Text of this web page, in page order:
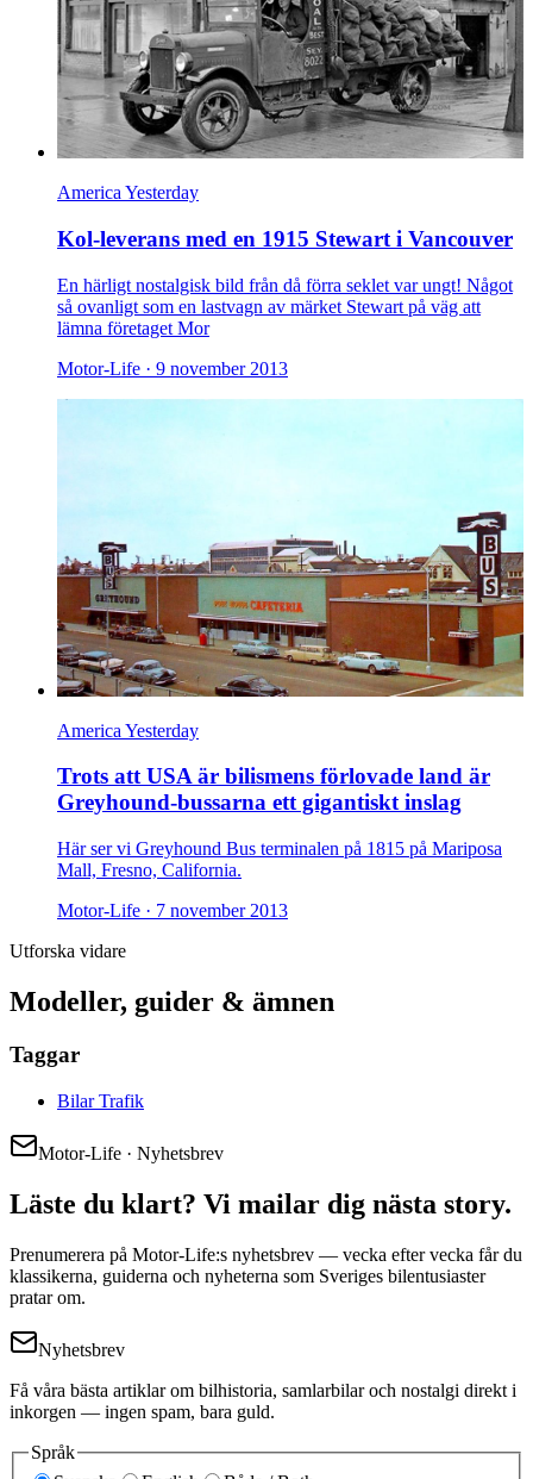
America Yesterday
Kol-leverans med en 1915 Stewart i Vancouver
En härligt nostalgisk bild från då förra seklet var ungt! Något
så ovanligt som en lastvagn av märket Stewart på väg att
lämna företaget Mor
Motor-Life · 9 november 2013
America Yesterday
Trots att USA är bilismens förlovade land är
Greyhound-bussarna ett gigantiskt inslag
Här ser vi Greyhound Bus terminalen på 1815 på Mariposa
Mall, Fresno, California.
Motor-Life · 7 november 2013
Utforska vidare
Modeller, guider & ämnen
Taggar
Bilar Trafik
Motor-Life · Nyhetsbrev
Läste du klart? Vi mailar dig nästa story.
Prenumerera på Motor-Life:s nyhetsbrev — vecka efter vecka får du
klassikerna, guiderna och nyheterna som Sveriges bilentusiaster
pratar om.
Nyhetsbrev
Få våra bästa artiklar om bilhistoria, samlarbilar och nostalgi direkt i
inkorgen — ingen spam, bara guld.
Språk